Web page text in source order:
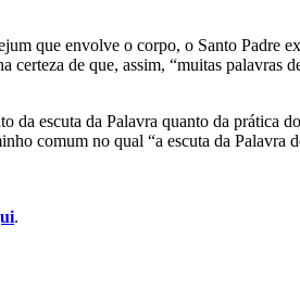
que envolve o corpo, o Santo Padre
certeza de que, assim, “muitas palavras
da escuta da Palavra quanto da
comum no qual “a escuta da
.